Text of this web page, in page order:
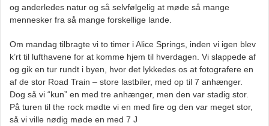
og anderledes natur og så selvfølgelig at møde så mange
mennesker fra så mange forskellige lande.
Om mandag tilbragte vi to timer i Alice Springs, inden vi igen blev
k’rt til lufthavene for at komme hjem til hverdagen. Vi slappede af
og gik en tur rundt i byen, hvor det lykkedes os at fotografere en
af de stor Road Train – store lastbiler, med op til 7 anhænger.
Dog så vi “kun” en med tre anhænger, men den var stadig stor.
På turen til the rock mødte vi en med fire og den var meget stor,
så vi ville nødig møde en med 7 J